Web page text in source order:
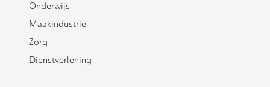
Onderwijs
Maakindustrie
Zorg
Dienstverlening